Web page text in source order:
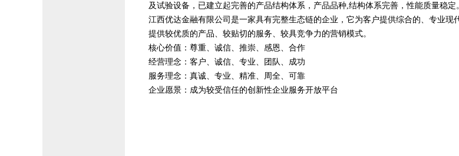
及试验设备，已建立起完善的产品结构体系，产品品种,结构体系完善，性能质量稳定
江西优达金融有限公司是一家具有完整生态链的企业，它为客户提供综合的、专业现
提供较优质的产品、较贴切的服务、较具竞争力的营销模式。
核心价值：尊重、诚信、推崇、感恩、合作
经营理念：客户、诚信、专业、团队、成功
服务理念：真诚、专业、精准、周全、可靠
企业愿景：成为较受信任的创新性企业服务开放平台